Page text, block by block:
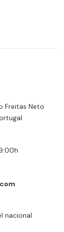
Freitas Neto
nacional